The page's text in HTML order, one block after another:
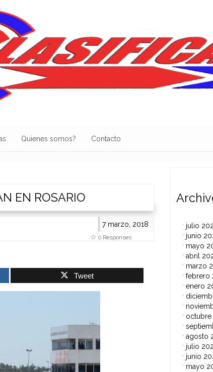
Quienes somos? Contacto
EN ROSARIO
7 marzo, 2018
0 Responses
Tweet
julio
junio
mayo
abril
marzo
febrero
enero
octubre
agosto
julio
junio
mayo